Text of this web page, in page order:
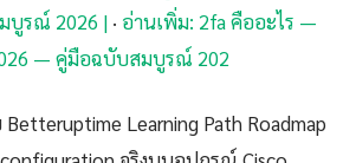
บูรณ์ 2026 | · อ่านเพิ่ม: 2fa คืออะไร —
— คู่มือฉบับสมบูรณ์ 202
Learning Path Roadmap